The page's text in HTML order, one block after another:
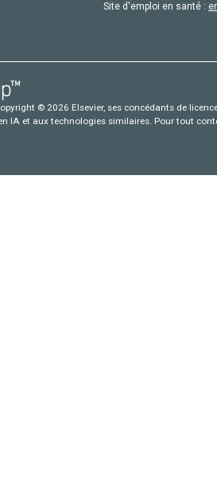
Site d'emploi en santé :
© 2026 Elsevier, ses concédants de
IA et aux technologies similaires. Pour tout